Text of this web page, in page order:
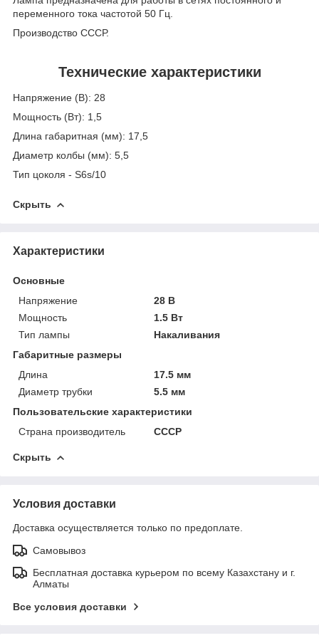
переменного тока частотой 50 Гц.
Производство СССР.
Технические характеристики
Напряжение (В): 28
Мощность (Вт): 1,5
Длина габаритная (мм): 17,5
Диаметр колбы (мм): 5,5
Тип цоколя - S6s/10
Скрыть
Характеристики
Основные
Напряжение
28 В
Мощность
1.5 Вт
Тип лампы
Накаливания
Габаритные размеры
Длина
17.5 мм
Диаметр трубки
5.5 мм
Пользовательские характеристики
Страна производитель
СССР
Скрыть
Условия доставки
Доставка осуществляется только по предоплате.
Самовывоз
Бесплатная доставка курьером по всему Казахстану и г.
Алматы
Все условия доставки